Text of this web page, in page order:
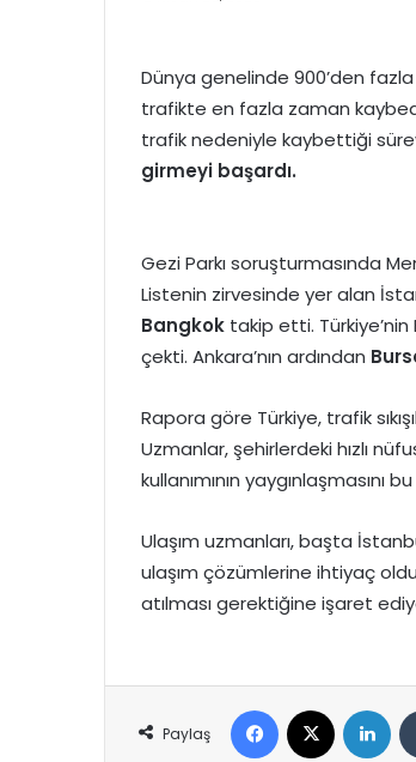
Dünya genelinde 900’den
trafikte en fazla zaman
trafik nedeniyle kaybettiği
girmeyi başardı.
Gezi Parkı soruşturmasında
Listenin zirvesinde yer alan
Bangkok takip etti.
çekti. Ankara’nın ardından
Rapora göre Türkiye, trafik
Uzmanlar, şehirlerdeki hızlı
kullanımının
Ulaşım uzmanları, başta
ulaşım çözümlerine ihtiyaç
atılması gerektiğine işaret
Paylaş
Facebook